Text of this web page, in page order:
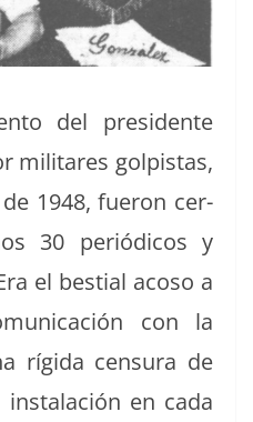
del pres­i­dente
mil­itares golpis­tas,
1948, fueron cer­
30 per­iódi­cos y
el bes­tial acoso a
con la
rígi­da cen­sura de
en cada